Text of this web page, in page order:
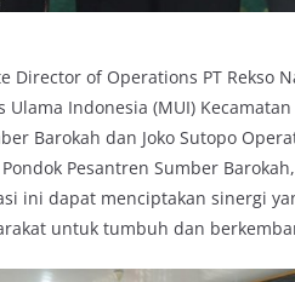
Director of Operations PT Rekso
Indonesia (MUI)
Barokah dan Joko Sutopo
Pesantren Sumber
ini dapat menciptakan sinergi
untuk tumbuh dan